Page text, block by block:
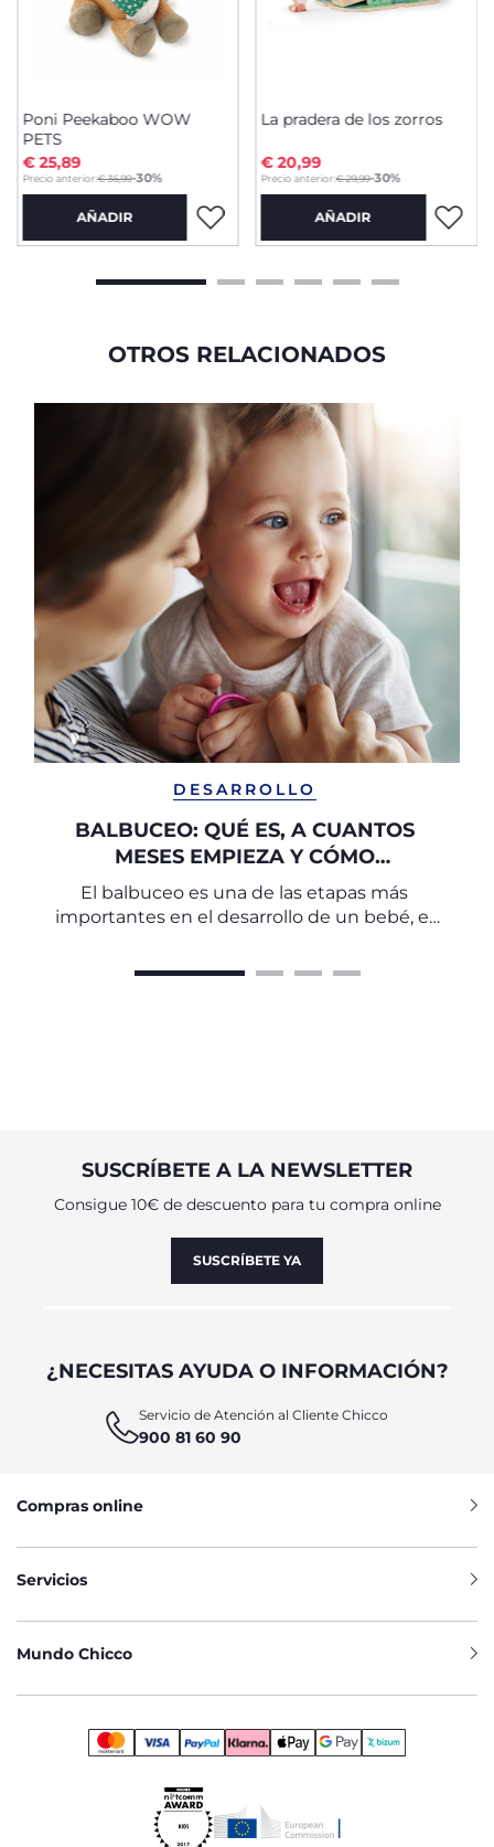
Poni Peekaboo WOW
PETS
Precio anterior:€ 36,99-30%
to
€ 25,89
AÑADIR
La pradera de los zorros
Precio anterior:€ 29,99-30%
to
€ 20,99
AÑADIR
OTROS RELACIONADOS
DESARROLLO
BALBUCEO: QUÉ ES, A CUANTOS
MESES EMPIEZA Y CÓMO
ESTIMULARLO
El balbuceo es una de las etapas más
importantes en el desarrollo de un bebé, el
vocalizaciones con las palabras reales
SUSCRÍBETE A LA NEWSLETTER
Consigue 10€ de descuento para tu compra online
SUSCRÍBETE YA
¿NECESITAS AYUDA O INFORMACIÓN?
Servicio de Atención al Cliente Chicco
900 81 60 90
Compras online
Servicios
Mundo Chicco